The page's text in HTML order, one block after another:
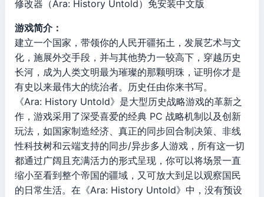
修改器（Ara: History Untold）免安装中文版
游戏简介：
建立一个国家，带领你的人民开疆拓土，发展艺术与文
化，施展外交手段，并与其他势力一较高下，穿越历史
长河，成为人类文明最为璀璨的那颗明珠，证明你才是
有史以来最伟大的统治者。历史任由你来书写。
《Ara: History Untold》是大型历史战略游戏的革新之
作，游戏采用了深受喜爱的经典 PC 战略机制以及创新
玩法，如国家制造经济、真正的同步回合制决策、非线
性科技树和云端支持的同步/异步多人游戏，所有这一切
都通过广阔且充满活力的形式呈现，你可以将场景一直
缩小至看到整个帝国的疆域，又可放大到足以观察国民
的日常生活。在《Ara: History Untold》中，没有预设